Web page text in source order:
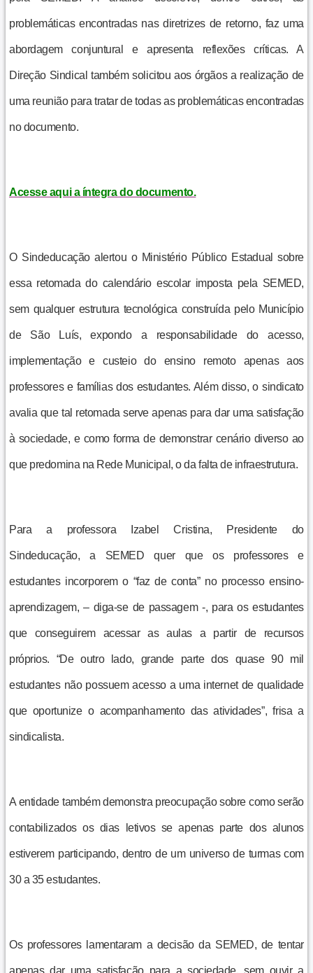
problemáticas encontradas nas diretrizes de retorno, faz uma
abordagem conjuntural e apresenta reflexões críticas. A
Direção Sindical também solicitou aos órgãos a realização de
uma reunião para tratar de todas as problemáticas encontradas
no documento.
Acesse aqui a íntegra do documento.
O Sindeducação alertou o Ministério Público Estadual sobre
essa retomada do calendário escolar imposta pela SEMED,
sem qualquer estrutura tecnológica construída pelo Município
de São Luís, expondo a responsabilidade do acesso,
implementação e custeio do ensino remoto apenas aos
professores e famílias dos estudantes. Além disso, o sindicato
avalia que tal retomada serve apenas para dar uma satisfação
à sociedade, e como forma de demonstrar cenário diverso ao
que predomina na Rede Municipal, o da falta de infraestrutura.
Para a professora Izabel Cristina, Presidente do
Sindeducação, a SEMED quer que os professores e
estudantes incorporem o “faz de conta” no processo ensino-
aprendizagem, – diga-se de passagem -, para os estudantes
que conseguirem acessar as aulas a partir de recursos
próprios. “De outro lado, grande parte dos quase 90 mil
estudantes não possuem acesso a uma internet de qualidade
que oportunize o acompanhamento das atividades”, frisa a
sindicalista.
A entidade também demonstra preocupação sobre como serão
contabilizados os dias letivos se apenas parte dos alunos
estiverem participando, dentro de um universo de turmas com
30 a 35 estudantes.
Os professores lamentaram a decisão da SEMED, de tentar
apenas dar uma satisfação para a sociedade, sem ouvir a